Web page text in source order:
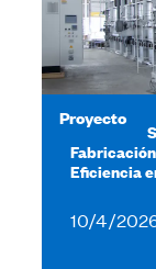
Proyecto
Hornos de
Eficiencia
10/4/